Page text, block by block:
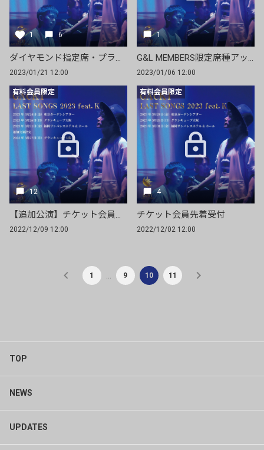
1 6
ダイヤモンド指定席・プラチナム指定席を先着販売！
2023/01/21 12:00
1
G&L MEMBERS限定席種アップグレード受付中！
2023/01/06 12:00
有料会員限定
12
【追加公演】チケット会員先行受付
2022/12/09 12:00
有料会員限定
4
チケット会員先着受付
2022/12/02 12:00
1 9 10 11
TOP
NEWS
UPDATES